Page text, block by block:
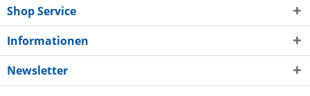
Shop Service
Informationen
Newsletter